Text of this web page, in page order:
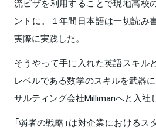
流ビザを利用することで現地高校
ントに。１年間日本語は一切読み
実際に実践した。
そうやって手に入れた英語スキル
レベルである数学のスキルを武器
サルティング会社Millimanへと入社
「弱者の戦略」は対企業における